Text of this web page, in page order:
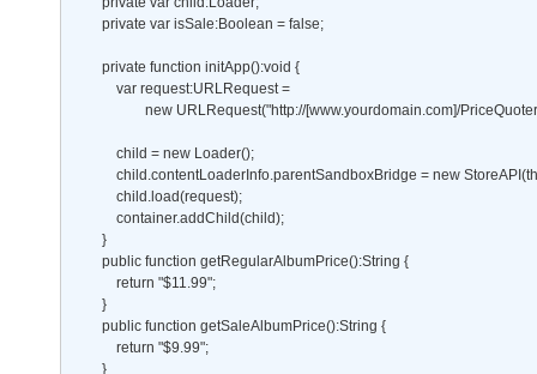
        private var isSale:Boolean = false;
        private function initApp():void {
            var request:URLRequest =
new URLRequest("http://[www.yourdomain.com]/
            child = new Loader();
child.contentLoaderInfo.parentSandboxBridge = new
            child.load(request);
            container.addChild(child);
        }
        public function getRegularAlbumPrice():String {
            return "$11.99";
        }
        public function getSaleAlbumPrice():String {
            return "$9.99";
        }